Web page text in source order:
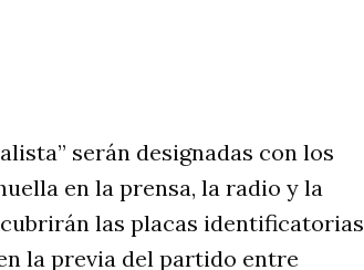
serán designadas con los
en la prensa, la radio y la
las placas identificatorias
la previa del partido entre